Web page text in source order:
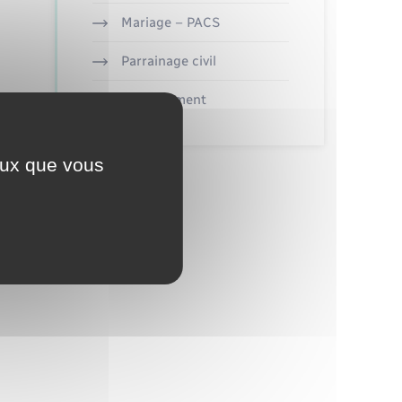
Mariage – PACS
Parrainage civil
Recensement
que vous